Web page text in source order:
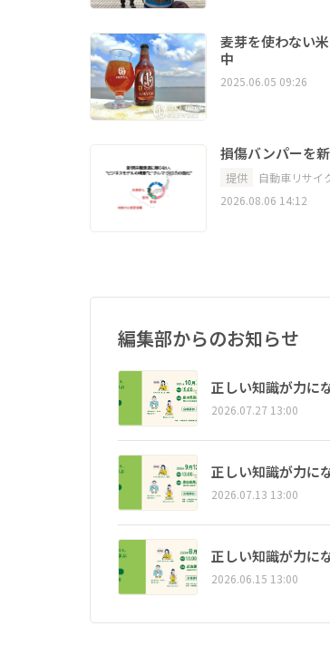
麦芽を使わない
中
2025.06.05 09:26
損傷バンパーを
提供
自動車リサイ
2026.08.06 14:12
編集部からのお知らせ
正しい知識が力に
2026.07.27 13:00
正しい知識が力に
2026.07.13 13:00
正しい知識が力に
2026.06.15 13:00